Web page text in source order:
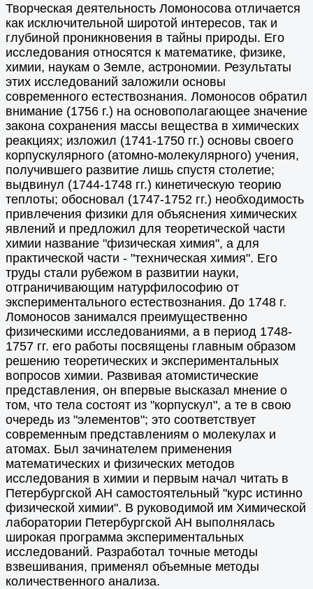
Творческая деятельность Ломоносова отличается
как исключительной широтой интересов, так и
глубиной проникновения в тайны природы. Его
исследования относятся к математике, физике,
химии, наукам о Земле, астрономии. Результаты
этих исследований заложили основы
современного естествознания. Ломоносов обратил
внимание (1756 г.) на основополагающее значение
закона сохранения массы вещества в химических
реакциях; изложил (1741-1750 гг.) основы своего
корпускулярного (атомно-молекулярного) учения,
получившего развитие лишь спустя столетие;
выдвинул (1744-1748 гг.) кинетическую теорию
теплоты; обосновал (1747-1752 гг.) необходимость
привлечения физики для объяснения химических
явлений и предложил для теоретической части
химии название "физическая химия", а для
практической части - "техническая химия". Его
труды стали рубежом в развитии науки,
отграничивающим натурфилософию от
экспериментального естествознания. До 1748 г.
Ломоносов занимался преимущественно
физическими исследованиями, а в период 1748-
1757 гг. его работы посвящены главным образом
решению теоретических и экспериментальных
вопросов химии. Развивая атомистические
представления, он впервые высказал мнение о
том, что тела состоят из "корпускул", а те в свою
очередь из "элементов"; это соответствует
современным представлениям о молекулах и
атомах. Был зачинателем применения
математических и физических методов
исследования в химии и первым начал читать в
Петербургской АН самостоятельный "курс истинно
физической химии". В руководимой им Химической
лаборатории Петербургской АН выполнялась
широкая программа экспериментальных
исследований. Разработал точные методы
взвешивания, применял объемные методы
количественного анализа.